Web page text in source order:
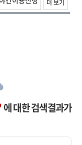
더 보기
에 대한 검색결과가